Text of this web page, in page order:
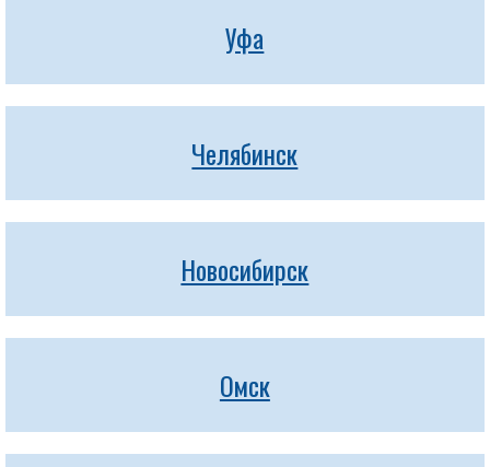
Уфа
Челябинск
Новосибирск
Омск